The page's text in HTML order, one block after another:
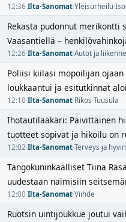
12:36·Ilta-Sanomat·Yleisurheilu·
Rekasta pudonnut merikontti
Vaasantiellä –
12:26·Ilta-Sanomat·Autot ja liikenne
Poliisi kiilasi mopoilijan ojaan
loukkaantui ja esitutkinnat
12:10·Ilta-Sanomat·Rikos·Tuusula
Ihotautilääkäri: Päivittäinen
tuotteet sopivat ja hikoilu on
12:02·Ilta-Sanomat·Terveys ja
Tangokuninkaalliset Tiina
uudestaan naimisiin
12:00·Ilta-Sanomat·Viihde
Ruotsin uintijoukkue joutui